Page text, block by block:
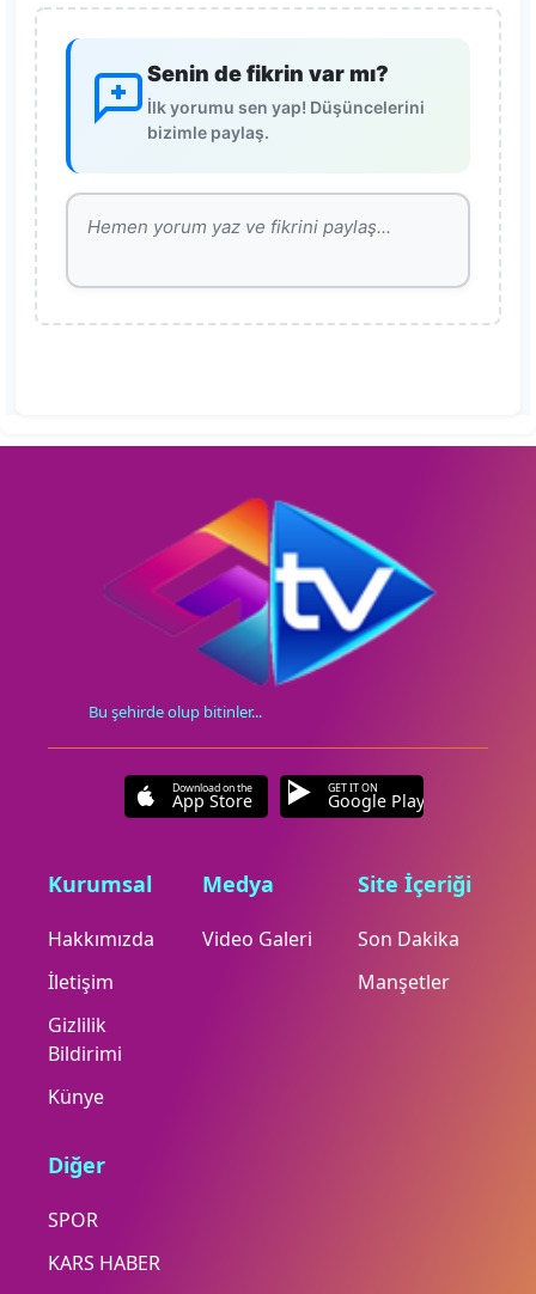
Senin de fikrin var mı?
İlk yorumu sen yap! Düşüncelerini
bizimle paylaş.
Bu şehirde olup bitinler...
Download on the
App Store
GET IT ON
Google Play
Kurumsal
Hakkımızda
İletişim
Gizlilik
Bildirimi
Künye
Medya
Video Galeri
Site İçeriği
Son Dakika
Manşetler
Diğer
SPOR
KARS HABER